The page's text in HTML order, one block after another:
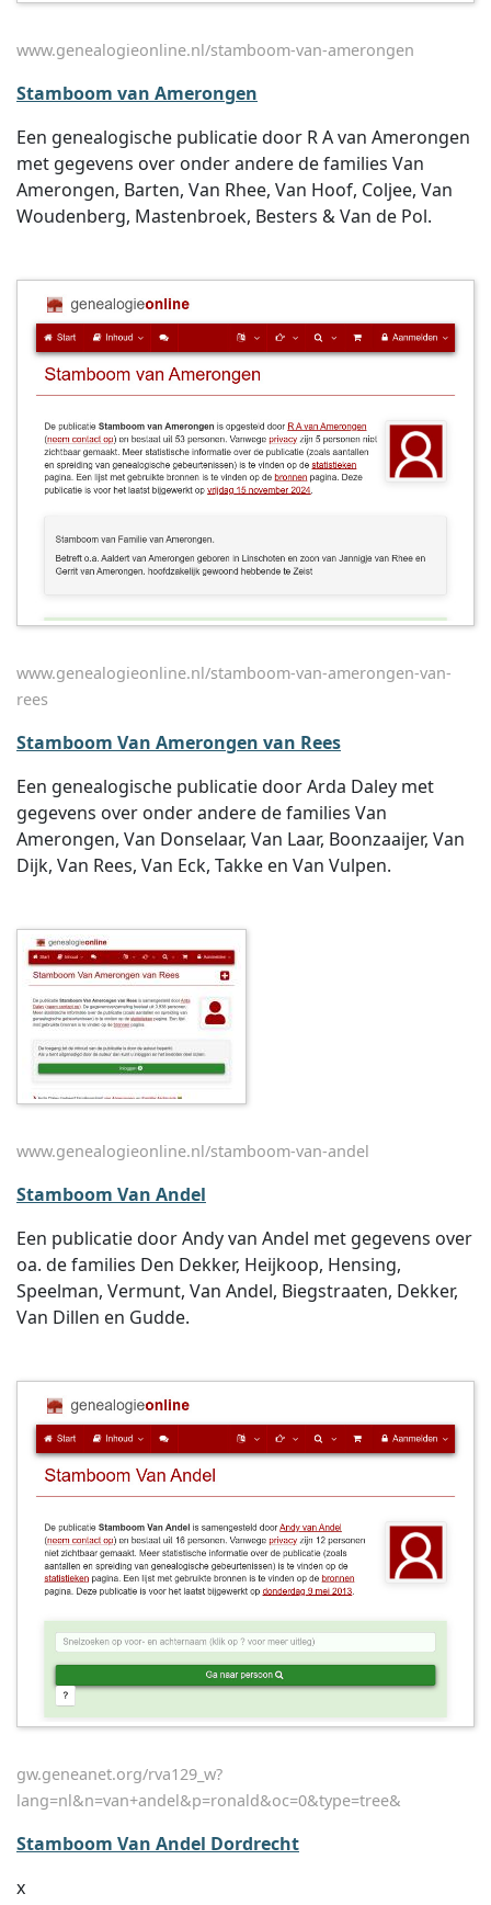
www.genealogieonline.nl/stamboom-van-amerongen
Stamboom van Amerongen
Een genealogische publicatie door R A van Amerongen
met gegevens over onder andere de families Van
Amerongen, Barten, Van Rhee, Van Hoof, Coljee, Van
Woudenberg, Mastenbroek, Besters & Van de Pol.
www.genealogieonline.nl/stamboom-van-amerongen-van-
rees
Stamboom Van Amerongen van Rees
Een genealogische publicatie door Arda Daley met
gegevens over onder andere de families Van
Amerongen, Van Donselaar, Van Laar, Boonzaaijer, Van
Dijk, Van Rees, Van Eck, Takke en Van Vulpen.
www.genealogieonline.nl/stamboom-van-andel
Stamboom Van Andel
Een publicatie door Andy van Andel met gegevens over
oa. de families Den Dekker, Heijkoop, Hensing,
Speelman, Vermunt, Van Andel, Biegstraaten, Dekker,
Van Dillen en Gudde.
gw.geneanet.org/rva129_w?
lang=nl&n=van+andel&p=ronald&oc=0&type=tree&
Stamboom Van Andel Dordrecht
x